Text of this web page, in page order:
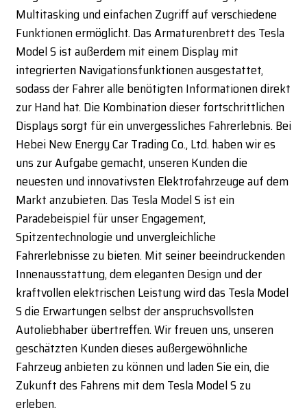
Multitasking und einfachen Zugriff auf verschiedene
Funktionen ermöglicht. Das Armaturenbrett des Tesla
Model S ist außerdem mit einem Display mit
integrierten Navigationsfunktionen ausgestattet,
sodass der Fahrer alle benötigten Informationen direkt
zur Hand hat. Die Kombination dieser fortschrittlichen
Displays sorgt für ein unvergessliches Fahrerlebnis. Bei
Hebei New Energy Car Trading Co., Ltd. haben wir es
uns zur Aufgabe gemacht, unseren Kunden die
neuesten und innovativsten Elektrofahrzeuge auf dem
Markt anzubieten. Das Tesla Model S ist ein
Paradebeispiel für unser Engagement,
Spitzentechnologie und unvergleichliche
Fahrerlebnisse zu bieten. Mit seiner beeindruckenden
Innenausstattung, dem eleganten Design und der
kraftvollen elektrischen Leistung wird das Tesla Model
S die Erwartungen selbst der anspruchsvollsten
Autoliebhaber übertreffen. Wir freuen uns, unseren
geschätzten Kunden dieses außergewöhnliche
Fahrzeug anbieten zu können und laden Sie ein, die
Zukunft des Fahrens mit dem Tesla Model S zu
erleben.